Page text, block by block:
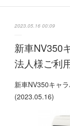
2023.05.16 00:09
新車NV350
法人様ご利
新車NV350キャ
(2023.05.16)